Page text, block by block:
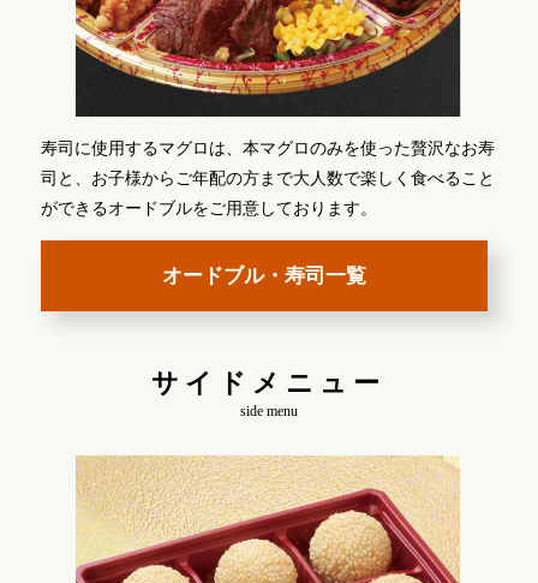
寿司に使用するマグロは、本マグロのみを使った贅沢なお寿
司と、お子様からご年配の方まで大人数で楽しく食べること
ができるオードブルをご用意しております。
オードブル・寿司一覧
サイドメニュー
side menu